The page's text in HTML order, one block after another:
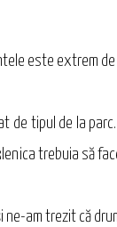
este extrem
de tipul de la
trebuia să
ne-am trezit că